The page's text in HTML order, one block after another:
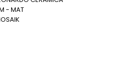
- MAT